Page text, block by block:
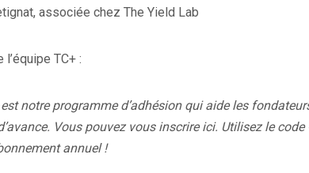
f
e
associée chez The Yield Lab
TC+ :
notre programme d’adhésion qui aide les
Vous pouvez vous inscrire ici. Utilisez le code
annuel !